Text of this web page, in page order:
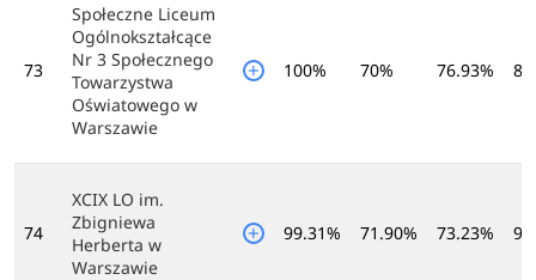
73
Społeczne Liceum
Ogólnokształcące
Nr 3 Społecznego
Towarzystwa
Oświatowego w
Warszawie
100% 70% 76.93%
74
XCIX LO im.
Zbigniewa
Herberta w
Warszawie
99.31% 71.90% 73.23%